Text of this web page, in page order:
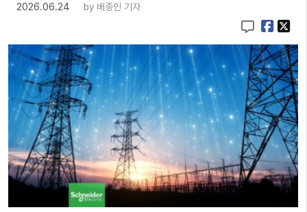
2026.06.24
by 배종인 기자